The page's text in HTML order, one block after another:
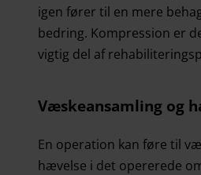
igen fører til en mere
bedring. Kompression er
vigtig del af
Væskeansamling og
En operation kan føre til
hævelse i det opererede